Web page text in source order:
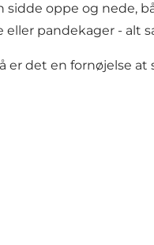
oppe og nede,
pandekager - alt
er det en fornøjelse